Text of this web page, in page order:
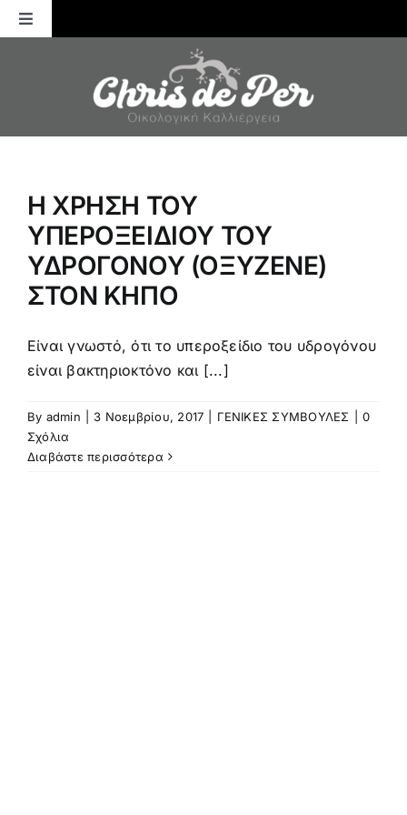
Μετάβαση
στοToggle
ΚΑΛΛΙΕΡΓΕΙΕΣ
ΕΝΤΟΜΑ
ΑΣΘΕΝΕΙΕΣ
ΓΕΝΙΚΕΣ ΣΥΜΒΟΥΛΕΣ
ΑΠΟΨΕΙΣ
Η ΧΡΗΣΗ ΤΟΥ
ΥΠΕΡΟΞΕΙΔΙΟΥ ΤΟΥ
ΥΔΡΟΓΟΝΟΥ (ΟΞΥΖΕΝΕ)
ΣΤΟΝ ΚΗΠΟ
Είναι γνωστό, ότι το υπεροξείδιο του υδρογόνου
είναι βακτηριοκτόνο και [...]
By admin 3 Νοεμβρίου, 2017 ΓΕΝΙΚΕΣ ΣΥΜΒΟΥΛΕΣ
0
Σχόλια
Διαβάστε περισσότερα